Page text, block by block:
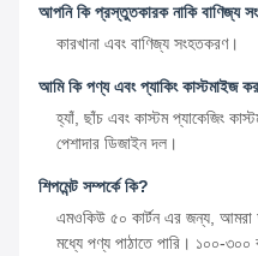
আপনি কি প্রস্তুতকারক নাকি বাণিজ্য
কারখানা এবং বাণিজ্য সংহতকরণ।
আমি কি পণ্য এবং প্যাকিং কাস্টমাইজ
হ্যাঁ, ছাঁচ এবং কাস্টম প্যাকেজিং
পেশাদার ডিজাইন দল।
শিপমেন্ট সম্পর্কে কি?
এমওকিউ ৫০ কার্টন এর জন্য, আমরা
মধ্যে পণ্য পাঠাতে পারি। ১০০-